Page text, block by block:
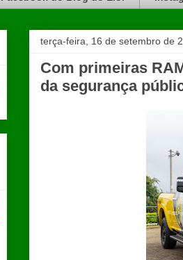
terça-feira, 16 de setembro de
Com primeiras
da segurança